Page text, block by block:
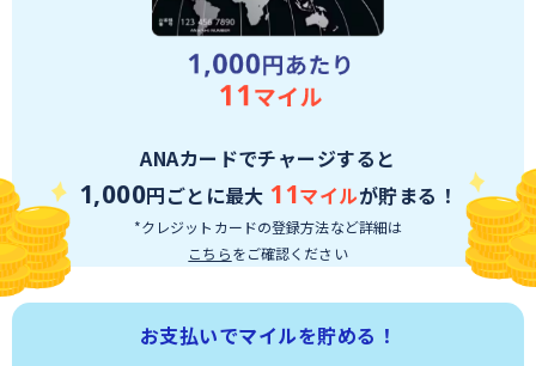
ANAカードでチャージすると
1,000円ごとに最大 11マイルが貯まる！
*クレジットカードの登録方法など詳細は
こちらをご確認ください
お支払いでマイルを貯める！